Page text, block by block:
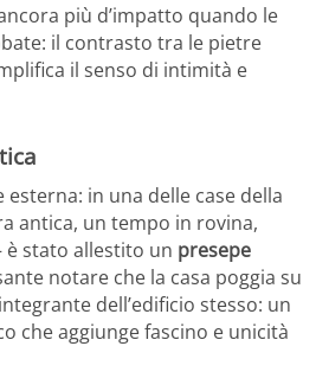
più d’impatto quando le
il contrasto tra le pietre
il senso di intimità e
in una delle case della
antica, un tempo in rovina,
stato allestito un presepe
notare che la casa poggia su
dell’edificio stesso: un
che aggiunge fascino e unicità